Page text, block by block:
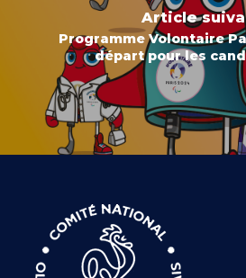
Article
Programme Volontaire
départ pour les